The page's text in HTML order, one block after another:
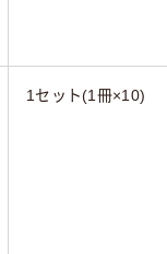
1セット(1冊×10)